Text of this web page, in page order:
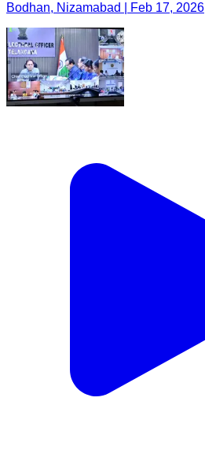
Bodhan, Nizamabad | Feb 17, 2026